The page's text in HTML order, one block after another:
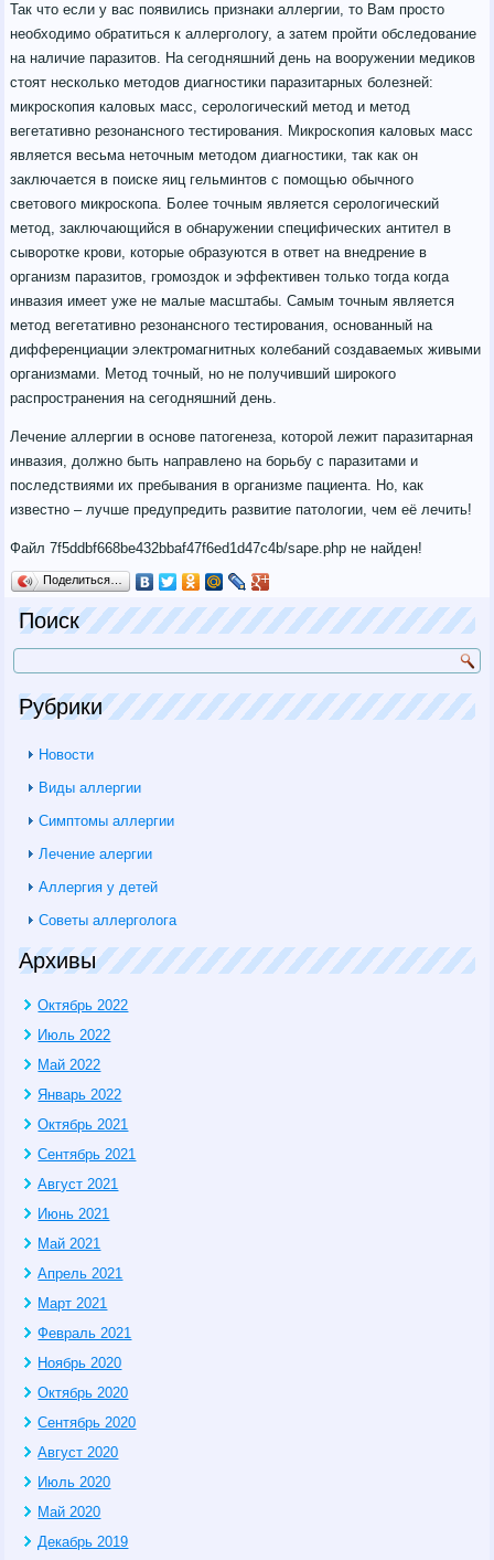
Так что если у вас появились признаки аллергии, то Вам просто
необходимо обратиться к аллергологу, а затем пройти обследование
на наличие паразитов. На сегодняшний день на вооружении медиков
стоят несколько методов диагностики паразитарных болезней:
микроскопия каловых масс, серологический метод и метод
вегетативно резонансного тестирования. Микроскопия каловых масс
является весьма неточным методом диагностики, так как он
заключается в поиске яиц гельминтов с помощью обычного
светового микроскопа. Более точным является серологический
метод, заключающийся в обнаружении специфических антител в
сыворотке крови, которые образуются в ответ на внедрение в
организм паразитов, громоздок и эффективен только тогда когда
инвазия имеет уже не малые масштабы. Самым точным является
метод вегетативно резонансного тестирования, основанный на
дифференциации электромагнитных колебаний создаваемых живыми
организмами. Метод точный, но не получивший широкого
распространения на сегодняшний день.
Лечение аллергии в основе патогенеза, которой лежит паразитарная
инвазия, должно быть направлено на борьбу с паразитами и
последствиями их пребывания в организме пациента. Но, как
известно – лучше предупредить развитие патологии, чем её лечить!
Файл 7f5ddbf668be432bbaf47f6ed1d47c4b/sape.php не найден!
Поделиться…
Поиск
Рубрики
Новости
Виды аллергии
Симптомы аллергии
Лечение алергии
Аллергия у детей
Советы аллерголога
Архивы
Октябрь 2022
Июль 2022
Май 2022
Январь 2022
Октябрь 2021
Сентябрь 2021
Август 2021
Июнь 2021
Май 2021
Апрель 2021
Март 2021
Февраль 2021
Ноябрь 2020
Октябрь 2020
Сентябрь 2020
Август 2020
Июль 2020
Май 2020
Декабрь 2019